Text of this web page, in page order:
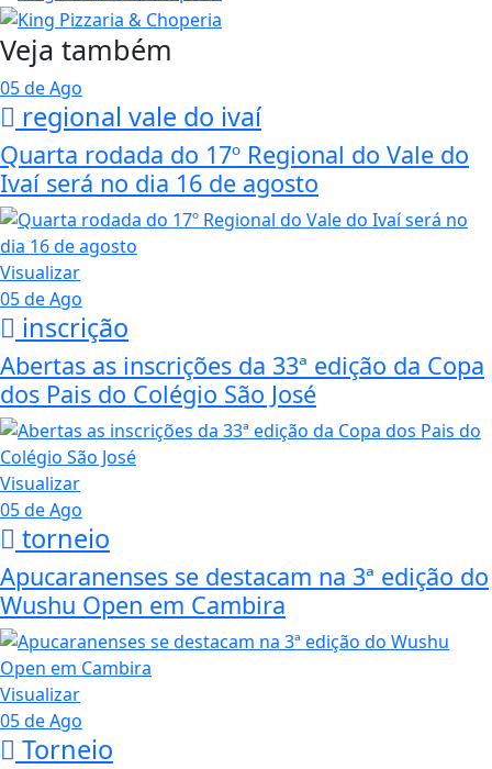
Veja também
05 de Ago
regional vale do ivaí
Quarta rodada do 17º Regional do Vale do
Ivaí será no dia 16 de agosto
Visualizar
05 de Ago
inscrição
Abertas as inscrições da 33ª edição da Copa
dos Pais do Colégio São José
Visualizar
05 de Ago
torneio
Apucaranenses se destacam na 3ª edição do
Wushu Open em Cambira
Visualizar
05 de Ago
Torneio